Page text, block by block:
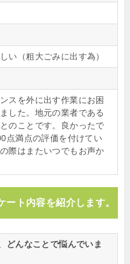
い（粗大ごみに出す為）
スを外に出す作業にお困
した。地元の業者である
のことです。良かったで
点満点の評価を付けてい
際はまたいつでもお声か
ト内容を紹介します。
どんなことで悩んでいま